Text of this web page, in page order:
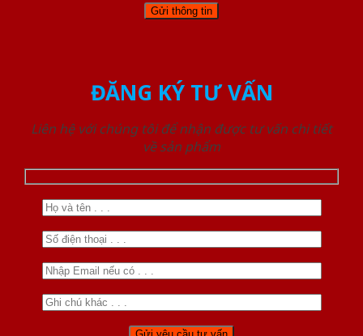
ĐĂNG KÝ TƯ VẤN
Liên hệ với chúng tôi để nhận được tư vấn chi tiết
về sản phẩm